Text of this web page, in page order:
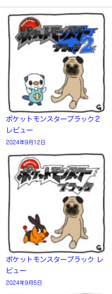
ポケットモンスターブラック２
レビュー
2024年9月12日
ポケットモンスターブラック レ
ビュー
2024年9月5日